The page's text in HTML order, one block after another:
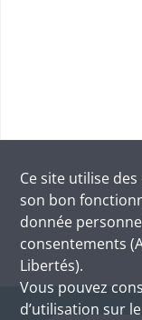
Ce site utilise des
son bon
donnée
consentements
Libertés).
Vous pouvez
d’utilisation sur